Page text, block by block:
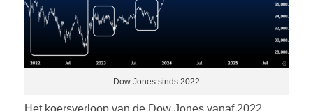
Dow Jones sinds 2022
Het koersverloop van de Dow Jones vanaf 2022.